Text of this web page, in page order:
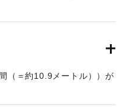
（＝約10.9メートル））が